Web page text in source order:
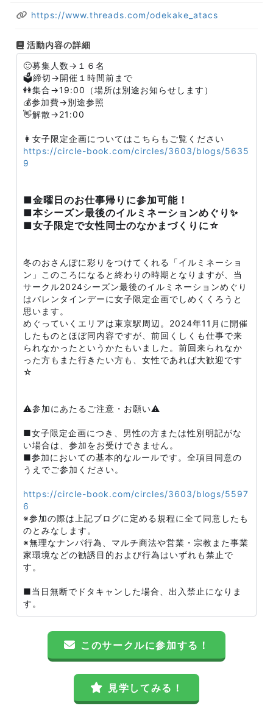
https://www.threads.com/odekake_atacs
活動内容の詳細
🙂募集人数→１６名
🗳️締切→開催１時間前まで
👭集合→19:00（場所は別途お知らせします）
💰参加費→別途参照
👋解散→21:00
👩女子限定企画についてはこちらもご覧ください
https://circle-book.com/circles/3603/blogs/5635
9
■金曜日のお仕事帰りに参加可能！
■本シーズン最後のイルミネーションめぐり✨
■女子限定で女性同士のなかまづくりに☆
冬のおさんぽに彩りをつけてくれる「イルミネーショ
ン」このころになると終わりの時期となりますが、当
サークル2024シーズン最後のイルミネーションめぐり
はバレンタインデーに女子限定企画でしめくくろうと
思います。
めぐっていくエリアは東京駅周辺。2024年11月に開催
したものとほぼ同内容ですが、前回くしくも仕事で来
られなかったというかたもいました。前回来られなか
った方もまた行きたい方も、女性であれば大歓迎です
☆
⚠️参加にあたるご注意・お願い⚠️
■女子限定企画につき、男性の方または性別明記がな
い場合は、参加をお受けできません。
■参加においての基本的なルールです。全項目同意の
うえでご参加ください。
https://circle-book.com/circles/3603/blogs/5597
6
※参加の際は上記ブログに定める規程に全て同意したも
のとみなします。
※無理なナンパ行為、マルチ商法や営業・宗教また事業
家環境などの勧誘目的および行為はいずれも禁止で
す。
■当日無断でドタキャンした場合、出入禁止になりま
す。
このサークルに参加する！
見学してみる！